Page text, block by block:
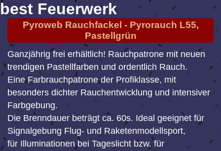
best Feuerwerk
Pyroweb Rauchfackel - Pyrorauch L55,
Pastellgrün
Ganzjährig frei erhältlich! Rauchpatrone mit neuen
trendigen Pastellfarben und ordentlich Rauch.
Eine Farbrauchpatrone der Profiklasse, mit
besonders dichter Rauchentwicklung und intensiver
Farbgebung.
Die Brenndauer beträgt ca. 60s. Ideal geeignet für
Signalgebung Flug- und Raketenmodellsport,
für Illuminationen bei Tageslicht bzw. für